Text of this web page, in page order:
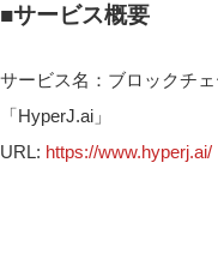
■サービス概要
サービス名：ブロックチ
「HyperJ.ai」
URL: https://www.hyperj.ai/